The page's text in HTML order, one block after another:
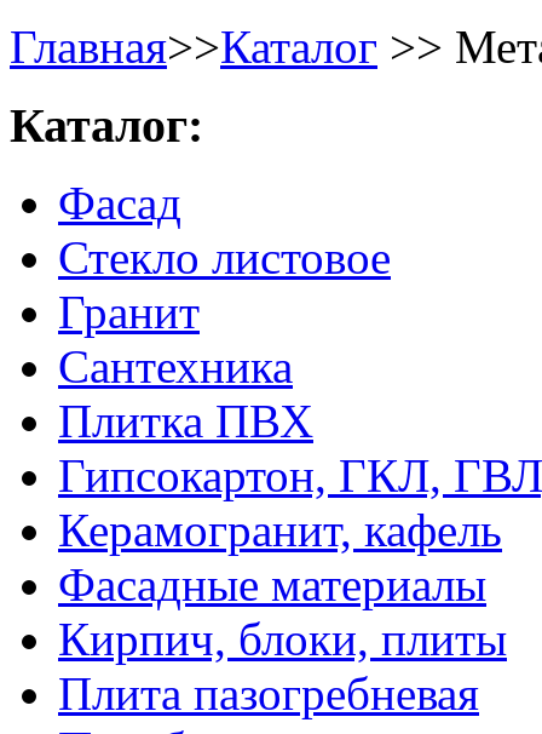
Главная>>Каталог >>
Каталог:
Фасад
Стекло листовое
Гранит
Сантехника
Плитка ПВХ
Гипсокартон, ГКЛ,
Керамогранит, кафель
Фасадные материалы
Кирпич, блоки, плиты
Плита пазогребневая